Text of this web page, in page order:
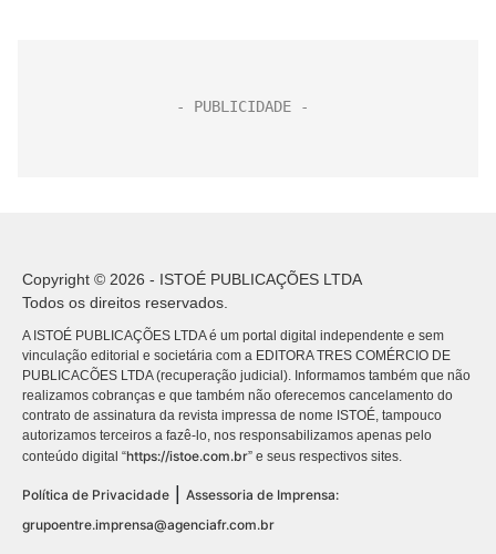
Copyright © 2026 - ISTOÉ PUBLICAÇÕES LTDA
Todos os direitos reservados.
A ISTOÉ PUBLICAÇÕES LTDA é um portal digital independente e sem
vinculação editorial e societária com a EDITORA TRES COMÉRCIO DE
PUBLICACÕES LTDA (recuperação judicial). Informamos também que não
realizamos cobranças e que também não oferecemos cancelamento do
contrato de assinatura da revista impressa de nome ISTOÉ, tampouco
autorizamos terceiros a fazê-lo, nos responsabilizamos apenas pelo
conteúdo digital “https://istoe.com.br” e seus respectivos sites.
Política de Privacidade
Assessoria de Imprensa:
grupoentre.imprensa@agenciafr.com.br